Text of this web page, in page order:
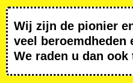
Wij zijn de pionier
veel beroemdheden
We raden u dan ook